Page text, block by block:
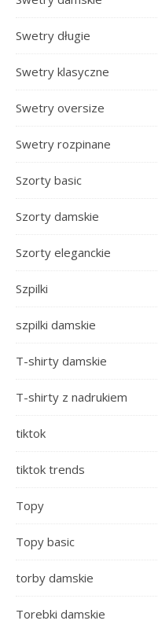
Swetry długie
Swetry klasyczne
Swetry oversize
Swetry rozpinane
Szorty basic
Szorty damskie
Szorty eleganckie
Szpilki
szpilki damskie
T-shirty damskie
T-shirty z nadrukiem
tiktok
tiktok trends
Topy
Topy basic
torby damskie
Torebki damskie